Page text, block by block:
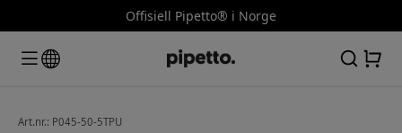
Offisiell Pipetto® i Norge
Art.nr.: P045-50-5TPU